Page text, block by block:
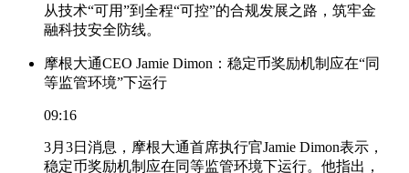
从技术“可用”到全程“可控”的合规发展之路，筑牢金
融科技安全防线。
摩根大通CEO Jamie Dimon：稳定币奖励机制应在“同
等监管环境”下运行
09:16
3月3日消息，摩根大通首席执行官Jamie Dimon表示，
稳定币奖励机制应在同等监管环境下运行。他指出，